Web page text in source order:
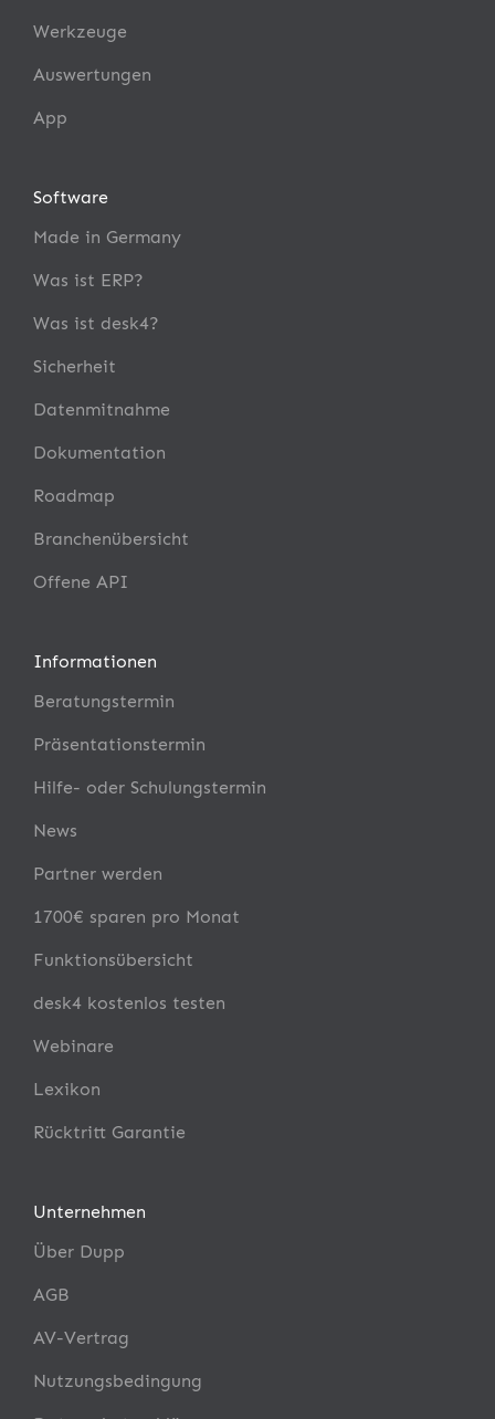
Werkzeuge
Auswertungen
App
Software
Made in Germany
Was ist ERP?
Was ist desk4?
Sicherheit
Datenmitnahme
Dokumentation
Roadmap
Branchenübersicht
Offene API
Informationen
Beratungstermin
Präsentationstermin
Hilfe- oder Schulungstermin
News
Partner werden
1700€ sparen pro Monat
Funktionsübersicht
desk4 kostenlos testen
Webinare
Lexikon
Rücktritt Garantie
Unternehmen
Über Dupp
AGB
AV-Vertrag
Nutzungsbedingung